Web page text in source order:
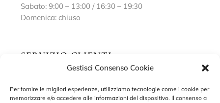
Gestisci Consenso Cookie
Per fornire le migliori esperienze, utilizziamo tecnologie come i cookie per
memorizzare e/o accedere alle informazioni del dispositivo. Il consenso a
Sabato: 9:00 – 13:00 / 16:30 – 19:30
Domenica: chiuso
SERVIZIO CLIENTI
Contatti